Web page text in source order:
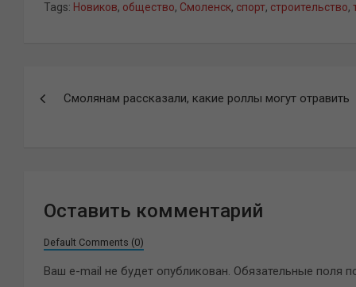
Tags: Новиков, общество, Смоленск, спорт, строительство,
Смолянам рассказали, какие роллы могут отравить
Оставить комментарий
Default Comments (0)
Ваш e-mail не будет опубликован. Обязательные поля